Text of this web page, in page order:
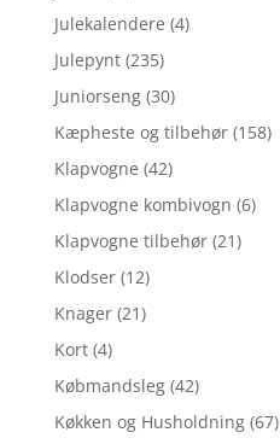
Julekalendere (4)
Julepynt (235)
Juniorseng (30)
Kæpheste og tilbehør (158)
Klapvogne (42)
Klapvogne kombivogn (6)
Klapvogne tilbehør (21)
Klodser (12)
Knager (21)
Kort (4)
Købmandsleg (42)
Køkken og Husholdning (67)